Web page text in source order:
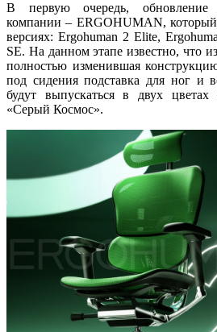
В первую очередь, обновление
компании – ERGOHUMAN, который
версиях: Ergohuman 2 Elite,
SE. На данном этапе известно, что
полностью изменившая
под сидения подставка для ног и
будут выпускаться в двух
«Серый Космос».